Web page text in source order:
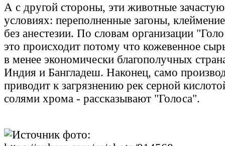
А с другой стороны, эти животные
условиях: переполненные загоны,
без анестезии. По словам организации
это происходит потому что кожевенное
в менее экономически благополучных
Индия и Бангладеш. Наконец, само
приводит к загрязнению рек серной
солями хрома - рассказывают "Голоса".